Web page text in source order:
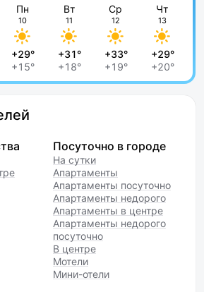
Пн
10
+29°
+15°
Вт
11
+31°
+18°
Ср
12
+33°
+19°
Чт
13
+29°
+20°
Посуточно в городе
На сутки
Апартаменты
Апартаменты посуточно
Апартаменты недорого
Апартаменты в центре
Апартаменты недорого
посуточно
В центре
Мотели
Мини-отели